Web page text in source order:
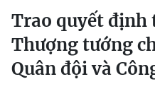
Trao quyết định
Thượng tướng
Quân đội và